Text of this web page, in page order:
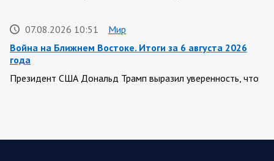
07.08.2026 10:51
Мир
Война на Ближнем Востоке. Итоги за 6 августа 2026
года
Президент США Дональд Трамп выразил уверенность, что
07.08.2026 09:56
Спецоперация